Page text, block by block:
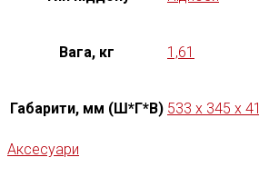
Вага, кг 1,61
Габарити, мм (Ш*Г*В) 533 x 345 x 41
Аксесуари